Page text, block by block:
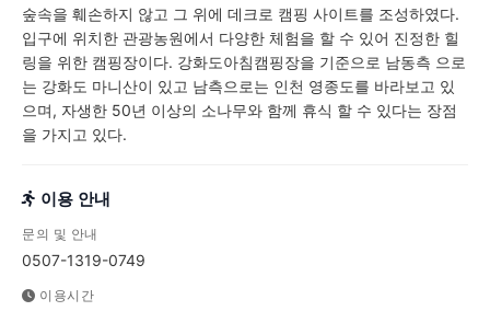
숲속을 훼손하지 않고 그 위에 데크로 캠핑 사이트를 조성하였다.
입구에 위치한 관광농원에서 다양한 체험을 할 수 있어 진정한 힐
링을 위한 캠핑장이다. 강화도아침캠핑장을 기준으로 남동측 으로
는 강화도 마니산이 있고 남측으로는 인천 영종도를 바라보고 있
으며, 자생한 50년 이상의 소나무와 함께 휴식 할 수 있다는 장점
을 가지고 있다.
이용 안내
문의 및 안내
0507-1319-0749
이용시간